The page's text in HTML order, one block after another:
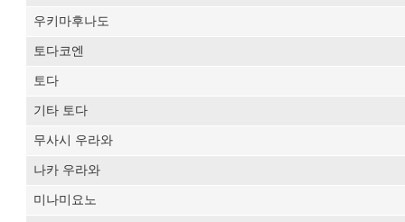
우키마후나도
토다코엔
토다
기타 토다
무사시 우라와
나카 우라와
미나미요노